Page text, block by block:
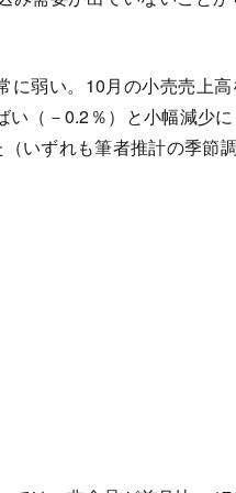
弱い。10月の小売売上
（－0.2％）と小幅減少
いずれも筆者推計の季節調